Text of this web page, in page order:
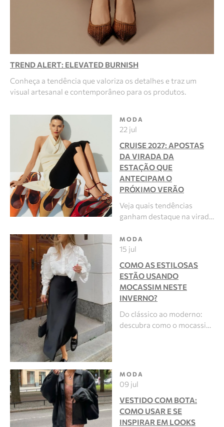
TREND ALERT: ELEVATED BURNISH
Conheça a tendência que valoriza os detalhes e traz um
visual artesanal e contemporâneo para os produtos.
MODA
22 jul
CRUISE 2027: APOSTAS
DA VIRADA DA
ESTAÇÃO QUE
ANTECIPAM O
PRÓXIMO VERÃO
Veja quais tendências
ganham destaque na virad…
MODA
15 jul
COMO AS ESTILOSAS
ESTÃO USANDO
MOCASSIM NESTE
INVERNO?
Do clássico ao moderno:
descubra como o mocassi…
MODA
09 jul
VESTIDO COM BOTA:
COMO USAR E SE
INSPIRAR EM LOOKS